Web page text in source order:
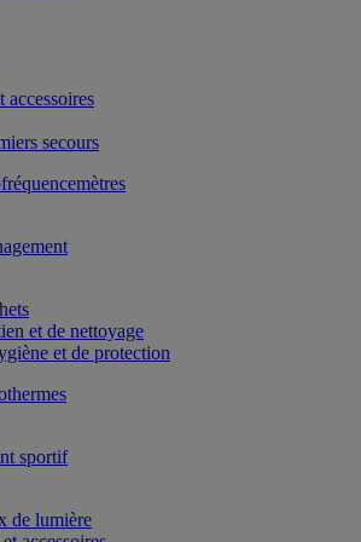
secours
et de nettoyage
et de protection
sportif
de lumière